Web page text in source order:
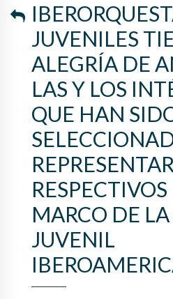
JUVENILES
ALEGRÍA DE
LAS Y LOS
QUE HAN
MARCO DE
JUVENIL